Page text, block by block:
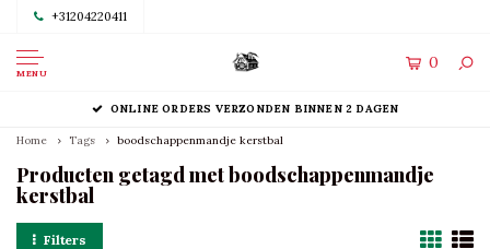
+31204220411
MENU
0
ONLINE ORDERS VERZONDEN BINNEN 2 DAGEN
Home Tags boodschappenmandje kerstbal
Producten getagd met boodschappenmandje
kerstbal
Filters